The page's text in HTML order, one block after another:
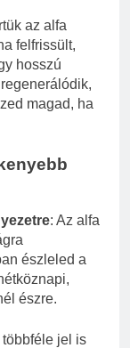
az alfa
felfrissült,
hosszú
magad, ha
: Az alfa
észleled a
észre.
jel is